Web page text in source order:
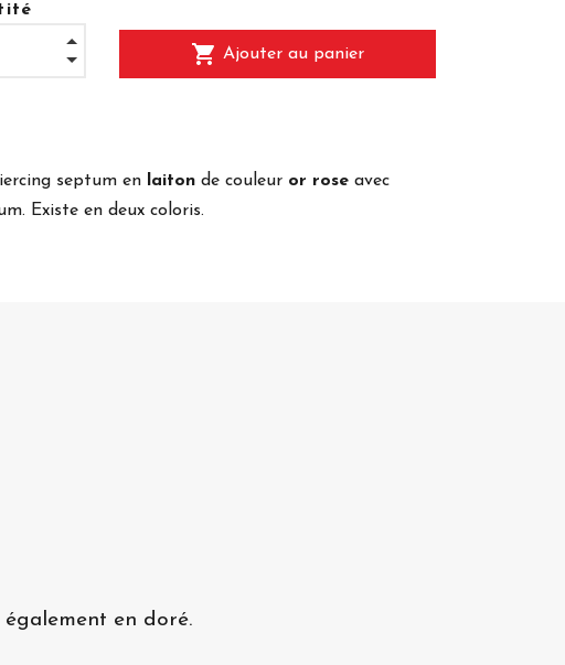
shopping_cart Ajouter au panier
septum en laiton de couleur or rose avec
Existe en deux coloris.
en doré.